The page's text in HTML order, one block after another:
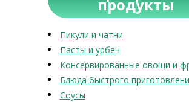
продукты
Пикули и чатни
Пасты и урбеч
Консервированные овощи и
Блюда быстрого
Соусы